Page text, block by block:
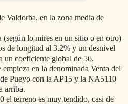
Valdorba, en la zona media de
lo mires en un sitio o en otro)
de longitud al 3.2% y un desnivel
un coeficiente global de 56.
en la denominada Venta del
Pueyo con la AP15 y la NA5110
arriba.
el terreno es muy tendido, casi de